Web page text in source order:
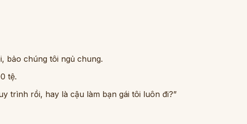
bảo chúng tôi ngủ chung.
tệ.
trình rồi, hay là cậu làm bạn gái tôi luôn đi?”